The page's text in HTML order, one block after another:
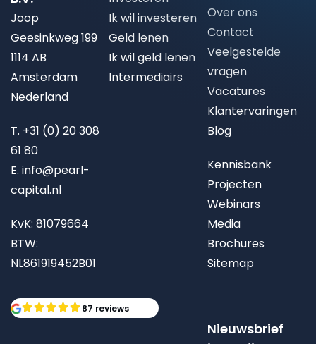
Joop
Geesinkweg 199
1114 AB
Amsterdam
Nederland
T. +31 (0) 20 308
61 80
E. info@pearl-
capital.nl
KvK: 81079664
BTW:
NL861919452B01
87 reviews
Ik wil investeren
Geld lenen
Ik wil geld lenen
Intermediairs
Over ons
Contact
Veelgestelde
vragen
Vacatures
Klantervaringen
Blog
Kennisbank
Projecten
Webinars
Media
Brochures
Sitemap
Nieuwsbrief